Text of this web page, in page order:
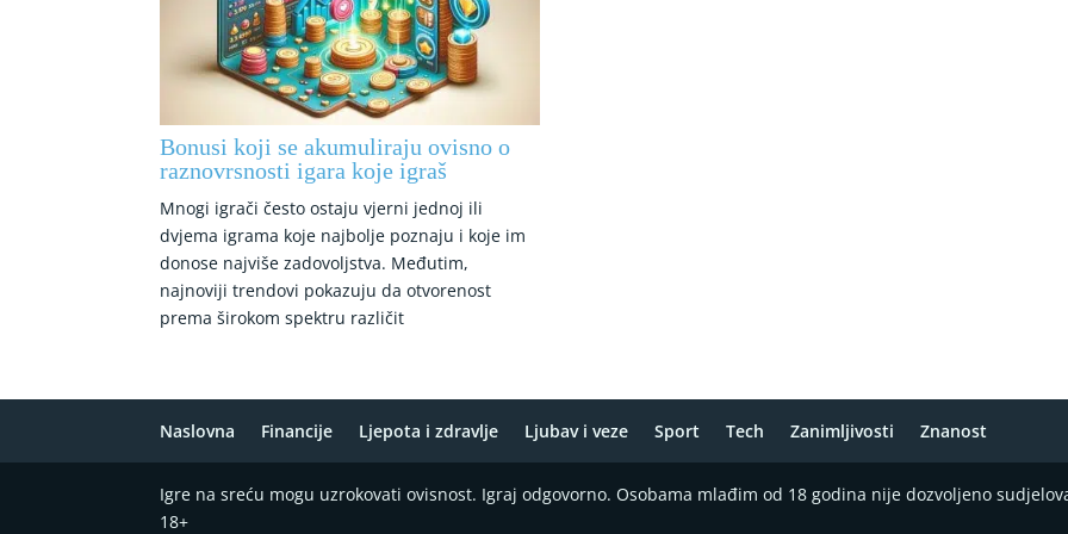
Bonusi koji se akumuliraju ovisno o
raznovrsnosti igara koje igraš
Mnogi igrači često ostaju vjerni jednoj ili
dvjema igrama koje najbolje poznaju i koje im
donose najviše zadovoljstva. Međutim,
najnoviji trendovi pokazuju da otvorenost
prema širokom spektru različit
Naslovna Financije Ljepota i zdravlje Ljubav i veze Sport Tech Zanimljivosti Znanost
Igre na sreću mogu uzrokovati ovisnost. Igraj odgovorno. Osobama mlađim od 18 godina nije dozvoljeno
18+